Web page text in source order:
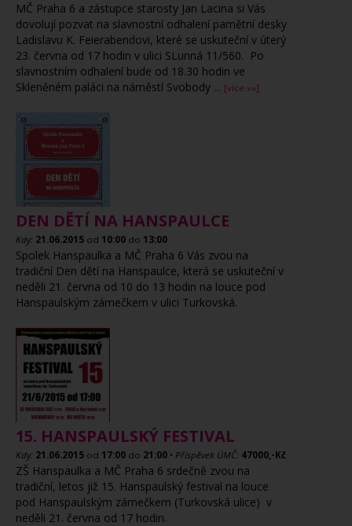
MČ Praha 6 a zástupce starosty Jan Lacina si Vás
dovolují pozvat na slavnostní odhalení pamětní desky
Ladislavu K. Feierabendovi, které se uskuteční v úterý
23. června od 17 hodin v ulici SLunná 11/560. Po
slavnostním odhalení bude od 18.30 hodin ve
Skleněném paláci na náměstí Svobody ... [více »»]
DEN DĚTÍ NA HANSPAULCE
Kdy: 21.06.2015 od 10:00 do 13:00
Spolek Hanspaulka a MČ Praha 6 Vás zvou na
tradiční Den dětí na Hanspaulce, která se uskuteční v
neděli 21. června od 10 do 13 hodin na louce pod
Hanspaulským zámečkem v ulici Turkovská.
15. HANSPAULSKÝ FESTIVAL
Kdy: 21.06.2015 od 17:00 do 21:00 • Příspěvek ÚMČ: 47000,-Kč
ZŠ Hanspaulka a MČ Praha 6 srdečně zvou na
tradiční, letos již 15. Hanspaulský festival na louce
pod Hanspaulským zámečkem (Turkovská ulice) v
neděli 21. června od 17 hodin.